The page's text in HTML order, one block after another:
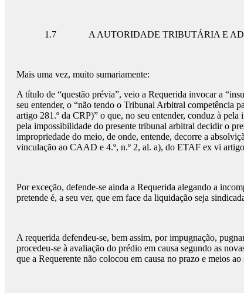
1.7 A AUTORIDADE TRIBUTÁRIA E
Mais uma vez, muito sumariamente:
A título de “questão prévia”, veio a Requerida invocar a
seu entender, o “não tendo o Tribunal Arbitral competência
artigo 281.º da CRP)” o que, no seu entender, conduz à
pela impossibilidade do presente tribunal arbitral decidir o
impropriedade do meio, de onde, entende, decorre a
vinculação ao CAAD e 4.º, n.º 2, al. a), do ETAF ex vi
Por exceção, defende-se ainda a Requerida alegando a
pretende é, a seu ver, que em face da liquidação seja
A requerida defendeu-se, bem assim, por impugnação,
procedeu-se à avaliação do prédio em causa segundo as
que a Requerente não colocou em causa no prazo e meios